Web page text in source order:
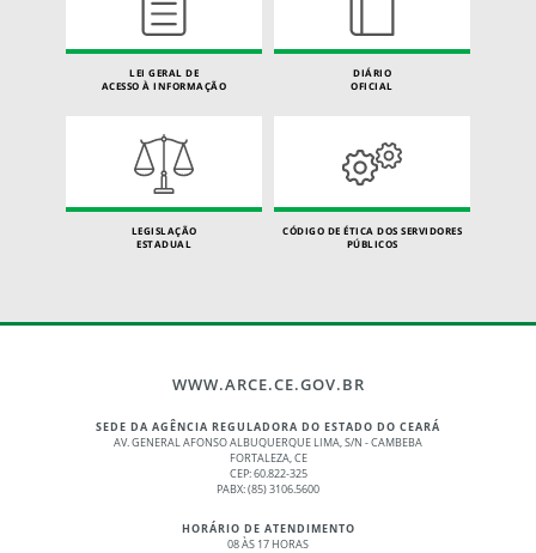
LEI GERAL DE
ACESSO À INFORMAÇÃO
DIÁRIO
OFICIAL
LEGISLAÇÃO
ESTADUAL
CÓDIGO DE ÉTICA DOS SERVIDORES
PÚBLICOS
WWW.ARCE.CE.GOV.BR
SEDE DA AGÊNCIA REGULADORA DO ESTADO DO CEARÁ
AV. GENERAL AFONSO ALBUQUERQUE LIMA, S/N - CAMBEBA
FORTALEZA, CE
CEP: 60.822-325
PABX: (85) 3106.5600
HORÁRIO DE ATENDIMENTO
08 ÀS 17 HORAS